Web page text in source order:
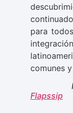
para
comunes
Flapssip